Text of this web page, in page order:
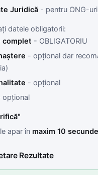
Juridică - pentru ONG-
datele obligatorii:
complet - OBLIGATORIU
- opțional dar
- opțional
opțional
apar în maxim 10 secunde
Rezultate